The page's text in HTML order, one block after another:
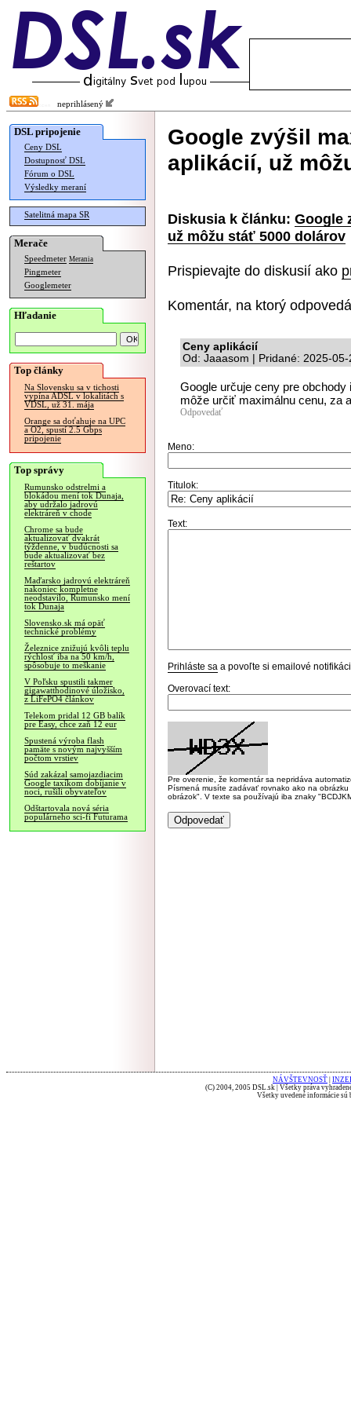
neprihlásený
DSL pripojenie
Ceny DSL
Dostupnosť DSL
Fórum o DSL
Výsledky meraní
Satelitná mapa SR
Merače
Speedmeter Merania
Pingmeter
Googlemeter
Hľadanie
Top články
Na Slovensku sa v tichosti
vypína ADSL v lokalitách s
VDSL, už 31. mája
Orange sa doťahuje na UPC
a O2, spustí 2.5 Gbps
pripojenie
Top správy
Rumunsko odstrelmi a
blokádou mení tok Dunaja,
aby udržalo jadrovú
elektráreň v chode
Chrome sa bude
aktualizovať dvakrát
týždenne, v budúcnosti sa
bude aktualizovať bez
reštartov
Maďarsko jadrovú elektráreň
nakoniec kompletne
neodstavilo, Rumunsko mení
tok Dunaja
Slovensko.sk má opäť
technické problémy
Železnice znižujú kvôli teplu
rýchlosť iba na 50 km/h,
spôsobuje to meškanie
V Poľsku spustili takmer
gigawatthodinové úložisko,
z LiFePO4 článkov
Telekom pridal 12 GB balík
pre Easy, chce zaň 12 eur
Spustená výroba flash
pamäte s novým najvyšším
počtom vrstiev
Súd zakázal samojazdiacim
Google taxíkom dobíjanie v
noci, rušili obyvateľov
Odštartovala nová séria
populárneho sci-fi Futurama
Google zvýšil
aplikácií, už
Diskusia k článku: Google
už môžu stáť 5000 dolárov
Prispievajte do diskusií ako
Komentár, na ktorý
Ceny aplikácií
Od: Jaaasom | Pridané: 2025-
Google určuje ceny pre
môže určiť maximálnu cenu, za
Odpovedať
Meno:
Titulok:
Text:
Prihláste sa a povoľte si emailové
Overovací text:
Pre overenie, že komentár sa nepridáva
Písmená musíte zadávať rovnako ako na
obrázok". V texte sa používajú iba znaky
NÁVŠTEVNOSŤ
(C) 2004, 2005 DSL.sk | Všetky práva
Všetky uvedené informácie sú